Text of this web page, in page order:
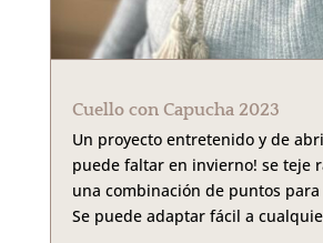
Cuello con Capucha 2023
Un proyecto entretenido y de
puede faltar en invierno! se teje
una combinación de puntos
Se puede adaptar fácil a